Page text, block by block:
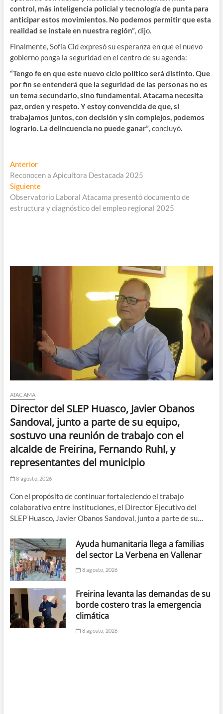
control, más inteligencia policial y tecnología de punta para
anticipar estos movimientos. No podemos permitir que esta
realidad se instale en nuestra región”, dijo.
Finalmente, Sofía Cid expresó su esperanza en que el nuevo
gobierno ponga la seguridad en el centro de su agenda:
“Tengo fe en que este nuevo ciclo político será distinto. Que
por fin se entenderá que la seguridad de las personas no es
un tema secundario, sino fundamental. Atacama necesita
paz, orden y respeto. Y estoy convencida de que, si
trabajamos juntos, con decisión y sin complejos, podemos
lograrlo. La delincuencia no puede ganar”, concluyó.
Navegación
de
entradas
AnteriorEntrada
anterior:
Reconocen a Apicultora Destacada 2025
SiguienteEntrada
siguiente:
Observatorio Laboral Atacama presentó documento de
estructura y diagnóstico del empleo regional 2025
ATACAMA
Director del SLEP Huasco, Javier Obanos
Sandoval, junto a parte de su equipo,
sostuvo una reunión de trabajo con el
alcalde de Freirina, Fernando Ruhl, y
representantes del municipio
8 agosto, 2026
Con el propósito de continuar fortaleciendo el trabajo
colaborativo entre instituciones, el Director Ejecutivo del
SLEP Huasco, Javier Obanos Sandoval, junto a parte de su…
Ayuda humanitaria llega a familias
del sector La Verbena en Vallenar
8 agosto, 2026
Freirina levanta las demandas de su
borde costero tras la emergencia
climática
8 agosto, 2026